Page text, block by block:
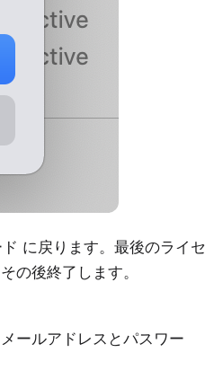
に戻ります。最後のライセ
の後終了します。
ールアドレスとパスワー